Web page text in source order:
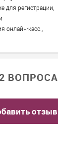
портов
для регистрации,
онлайн-касс.,
ВОПРОСА
отзыв